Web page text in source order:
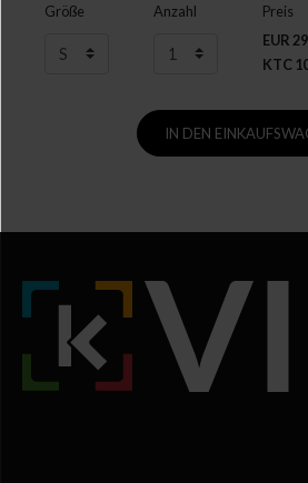
Größe Anzahl
Preis
EUR
KTC
IN DEN